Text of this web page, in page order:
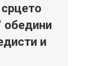
обедини
и